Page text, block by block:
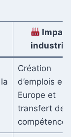
Impact
industriel
Création
d’emplois en
Europe et
transfert de
compétences